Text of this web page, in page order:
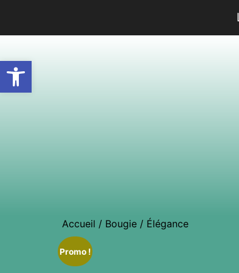
Ouvrir la barre d’outils
Accueil / Bougie / Élégance
Promo !